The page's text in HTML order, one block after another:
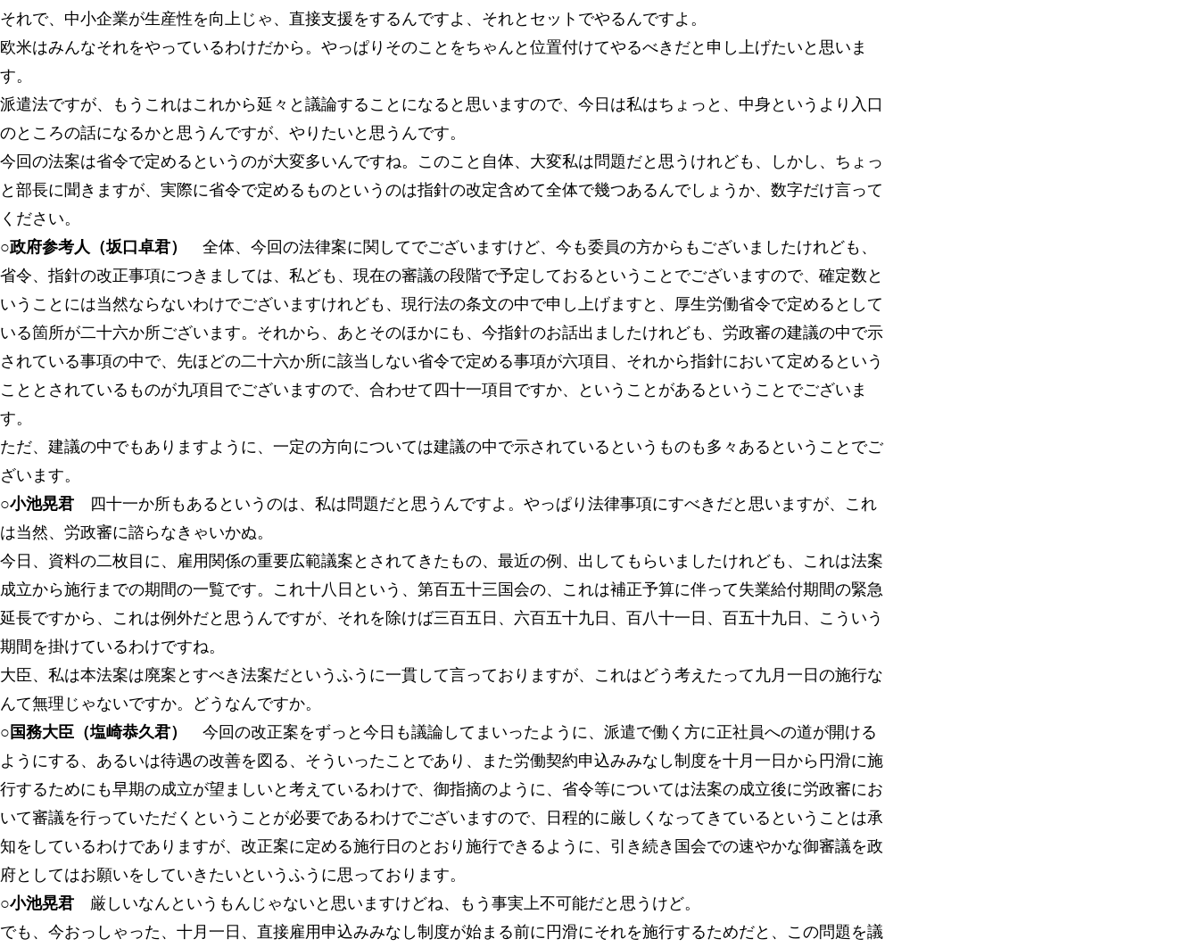
それで、中小企業が生産性を向上じゃ、直接支援をするんですよ、それとセットでやるんですよ。
欧米はみんなそれをやっているわけだから。やっぱりそのことをちゃんと位置付けてやるべきだと申し上げたいと思いま
す。
派遣法ですが、もうこれはこれから延々と議論することになると思いますので、今日は私はちょっと、中身というより入口
のところの話になるかと思うんですが、やりたいと思うんです。
今回の法案は省令で定めるというのが大変多いんですね。このこと自体、大変私は問題だと思うけれども、しかし、ちょっ
と部長に聞きますが、実際に省令で定めるものというのは指針の改定含めて全体で幾つあるんでしょうか、数字だけ言って
ください。
○政府参考人（坂口卓君）
全体、今回の法律案に関してでございますけど、今も委員の方からもございましたけれども、
省令、指針の改正事項につきましては、私ども、現在の審議の段階で予定しておるということでございますので、確定数と
いうことには当然ならないわけでございますけれども、現行法の条文の中で申し上げますと、厚生労働省令で定めるとして
いる箇所が二十六か所ございます。それから、あとそのほかにも、今指針のお話出ましたけれども、労政審の建議の中で示
されている事項の中で、先ほどの二十六か所に該当しない省令で定める事項が六項目、それから指針において定めるという
こととされているものが九項目でございますので、合わせて四十一項目ですか、ということがあるということでございま
す。
ただ、建議の中でもありますように、一定の方向については建議の中で示されているというものも多々あるということでご
ざいます。
○小池晃君 四十一か所もあるというのは、私は問題だと思うんですよ。やっぱり法律事項にすべきだと思いますが、これ
は当然、労政審に諮らなきゃいかぬ。
今日、資料の二枚目に、雇用関係の重要広範議案とされてきたもの、最近の例、出してもらいましたけれども、これは法案
成立から施行までの期間の一覧です。これ十八日という、第百五十三国会の、これは補正予算に伴って失業給付期間の緊急
延長ですから、これは例外だと思うんですが、それを除けば三百五日、六百五十九日、百八十一日、百五十九日、こういう
期間を掛けているわけですね。
大臣、私は本法案は廃案とすべき法案だというふうに一貫して言っておりますが、これはどう考えたって九月一日の施行な
んて無理じゃないですか。どうなんですか。
○国務大臣（塩崎恭久君）
今回の改正案をずっと今日も議論してまいったように、派遣で働く方に正社員への道が開ける
ようにする、あるいは待遇の改善を図る、そういったことであり、また労働契約申込みみなし制度を十月一日から円滑に施
行するためにも早期の成立が望ましいと考えているわけで、御指摘のように、省令等については法案の成立後に労政審にお
いて審議を行っていただくということが必要であるわけでございますので、日程的に厳しくなってきているということは承
知をしているわけでありますが、改正案に定める施行日のとおり施行できるように、引き続き国会での速やかな御審議を政
府としてはお願いをしていきたいというふうに思っております。
○小池晃君 厳しいなんというもんじゃないと思いますけどね、もう事実上不可能だと思うけど。
でも、今おっしゃった、十月一日、直接雇用申込みみなし制度が始まる前に円滑にそれを施行するためだと、この問題を議